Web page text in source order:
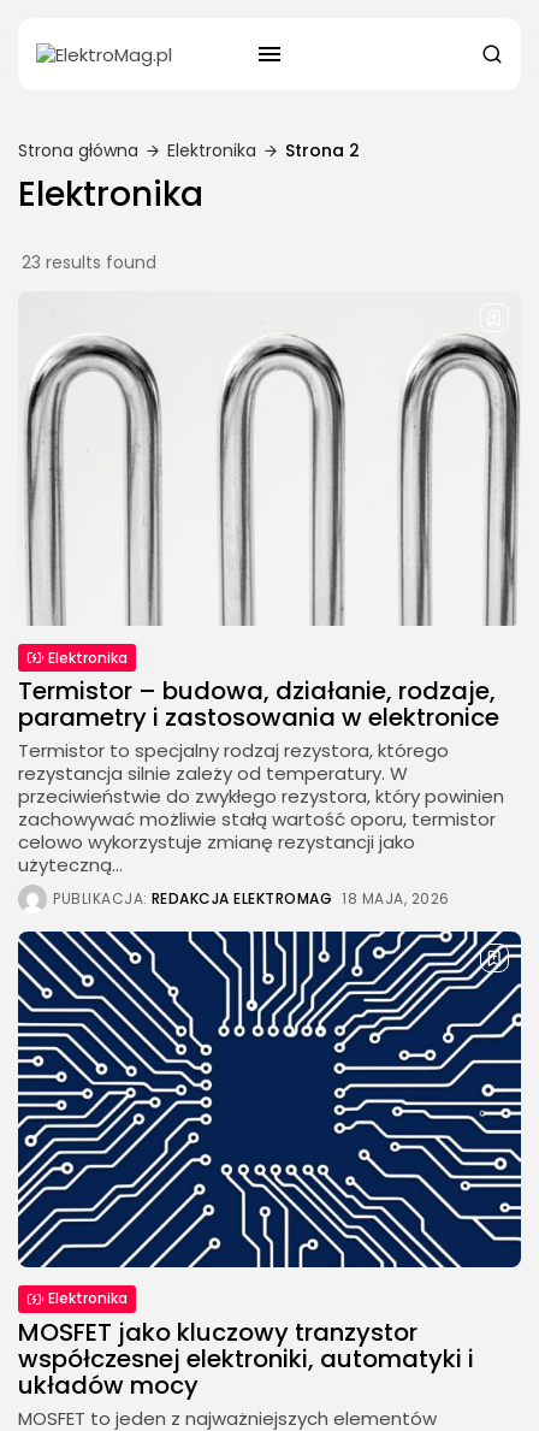
Strona główna Elektronika Strona 2
Elektronika
23 results found
Elektronika
Termistor – budowa, działanie, rodzaje,
parametry i zastosowania w elektronice
Termistor to specjalny rodzaj rezystora, którego
rezystancja silnie zależy od temperatury. W
przeciwieństwie do zwykłego rezystora, który powinien
zachowywać możliwie stałą wartość oporu, termistor
celowo wykorzystuje zmianę rezystancji jako
użyteczną...
PUBLIKACJA: REDAKCJA ELEKTROMAG 18 MAJA, 2026
Elektronika
MOSFET jako kluczowy tranzystor
współczesnej elektroniki, automatyki i
układów mocy
MOSFET to jeden z najważniejszych elementów